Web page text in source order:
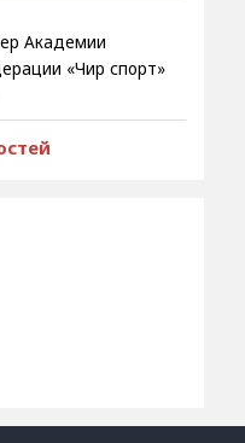
Академии
«Чир спорт»